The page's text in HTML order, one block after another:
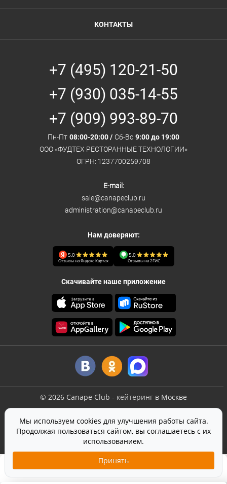
1 490 ₽ 10 шт. Добавить в корзину
КОНТАКТЫ
+7 (495) 120-21-50
+7 (930) 035-14-55
+7 (909) 993-89-70
Пн-Пт 08:00-20:00 / Сб-Вс 9:00 до 19:00
ООО «ФУДТЕХ РЕСТОРАННЫЕ ТЕХНОЛОГИИ»
ОГРН: 1237700259708
E-mail:
sale@canapeclub.ru
administration@canapeclub.ru
Нам доверяют:
5,0
Отзывы на Яндекс Картах
5,0
Отзывы на 2ГИС
Скачивайте наше приложение
© 2026 Canape Club - кейтеринг в Москве
Политика конфиденциальности
Согласие на обработку персональных данных
На сайте используетсяSmartCaptcha
Мы используем cookies для улучшения работы сайта.
Продолжая пользоваться сайтом, вы соглашаетесь с их
использованием.
Принять